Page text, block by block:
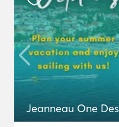
Jeanneau One